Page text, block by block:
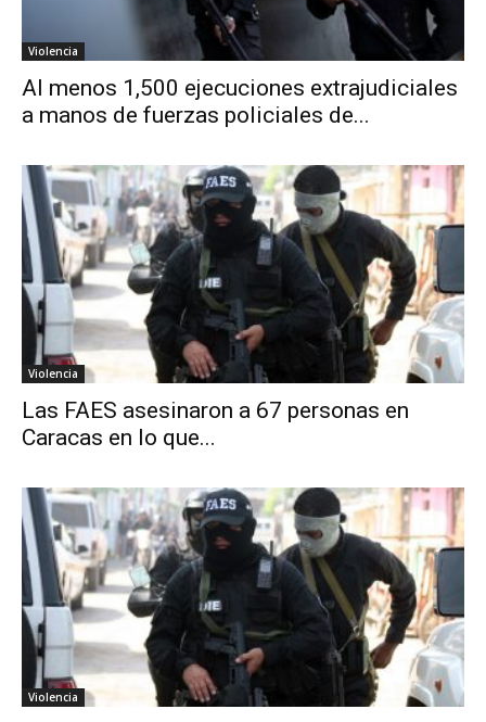
Violencia
Al menos 1,500 ejecuciones extrajudiciales
a manos de fuerzas policiales de...
Violencia
Las FAES asesinaron a 67 personas en
Caracas en lo que...
Violencia